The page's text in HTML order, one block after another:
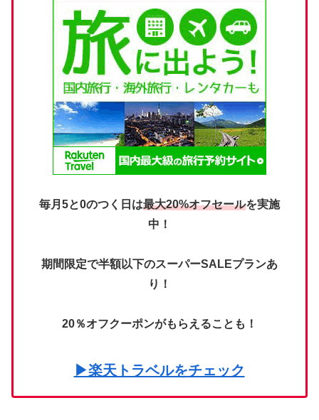
毎月5と0のつく日は最大20%オフセールを実施
中！
期間限定で半額以下のスーパーSALEプランあ
り！
20％オフクーポンがもらえることも！
▶楽天トラベルをチェック